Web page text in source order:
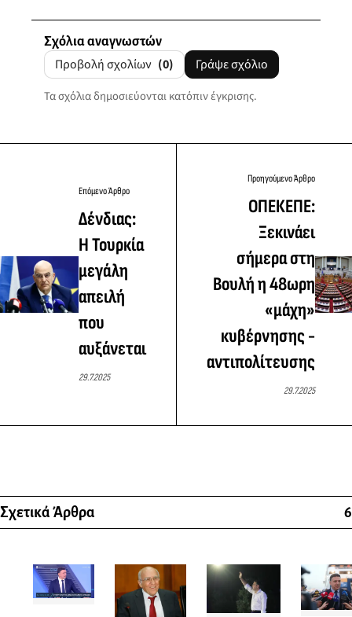
Σχόλια αναγνωστών
Προβολή σχολίων (0) Γράψε σχόλιο
Τα σχόλια δημοσιεύονται κατόπιν έγκρισης.
Επόμενο Άρθρο
Δένδιας:
Η Τουρκία
μεγάλη
απειλή
που
αυξάνεται
29.7.2025
Προηγούμενο Άρθρο
ΟΠΕΚΕΠΕ:
Ξεκινάει
σήμερα στη
Βουλή η 48ωρη
«μάχη»
κυβέρνησης -
αντιπολίτευσης
29.7.2025
Σχετικά Άρθρα 6